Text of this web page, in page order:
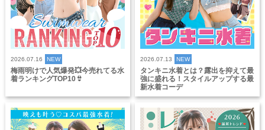
2026.07.16 NEW
梅雨明けで人気爆発💥今売れてる水
着ランキングTOP10👙
2026.07.13 NEW
タンキニ水着とは？露出を抑えて最
強に盛れる！スタイルアップする最
新水着コーデ